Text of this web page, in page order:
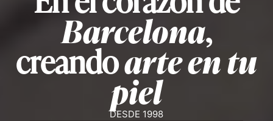
Barcelona,
creandoarte en tu
piel
DESDE 1998